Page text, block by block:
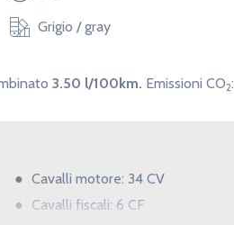
Grigio / gray
3.50 l/100km. Emissioni CO2:
Cavalli motore: 34 CV
Cavalli fiscali: 6 CF